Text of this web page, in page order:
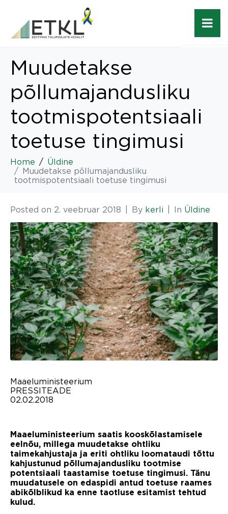
Muudetakse
põllumajandusliku
tootmispotentsiaali
toetuse tingimusi
Home
Üldine
Muudetakse põllumajandusliku
tootmispotentsiaali toetuse tingimusi
Posted on 2. veebruar 2018 By kerli In Üldine
Maaeluministeerium
PRESSITEADE
02.02.2018
Maaeluministeerium saatis kooskõlastamisele
eelnõu, millega muudetakse ohtliku
taimekahjustaja ja eriti ohtliku loomataudi tõttu
kahjustunud põllumajandusliku tootmise
potentsiaali taastamise toetuse tingimusi. Tänu
muudatusele on edaspidi antud toetuse raames
abikõlblikud ka enne taotluse esitamist tehtud
kulud.